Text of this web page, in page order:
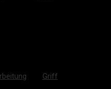
Griff